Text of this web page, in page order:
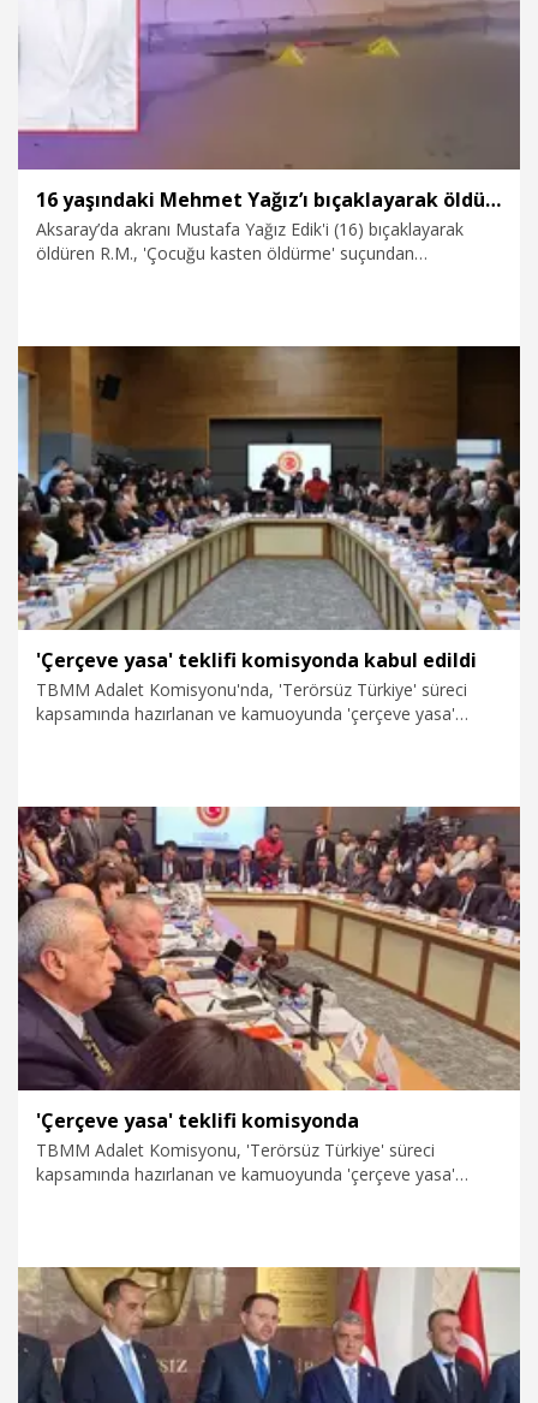
16 yaşındaki Mehmet Yağız’ı bıçaklayarak öldüren akranına 16 yıl hapis cezası
Aksaray’da akranı Mustafa Yağız Edik'i (16) bıçaklayarak
öldüren R.M., 'Çocuğu kasten öldürme' suçundan
bizim kabul edeceğimiz ya da ailenin ateşini söndürecek bir
netice olmadı'' dedi.
8.08.2026
'Çerçeve yasa' teklifi komisyonda kabul edildi
TBMM Adalet Komisyonu'nda, 'Terörsüz Türkiye' süreci
kapsamında hazırlanan ve kamuoyunda 'çerçeve yasa'
bekleniyor.
8.08.2026 Politika
'Çerçeve yasa' teklifi komisyonda
TBMM Adalet Komisyonu, 'Terörsüz Türkiye' süreci
kapsamında hazırlanan ve kamuoyunda 'çerçeve yasa'
8.08.2026 Politika